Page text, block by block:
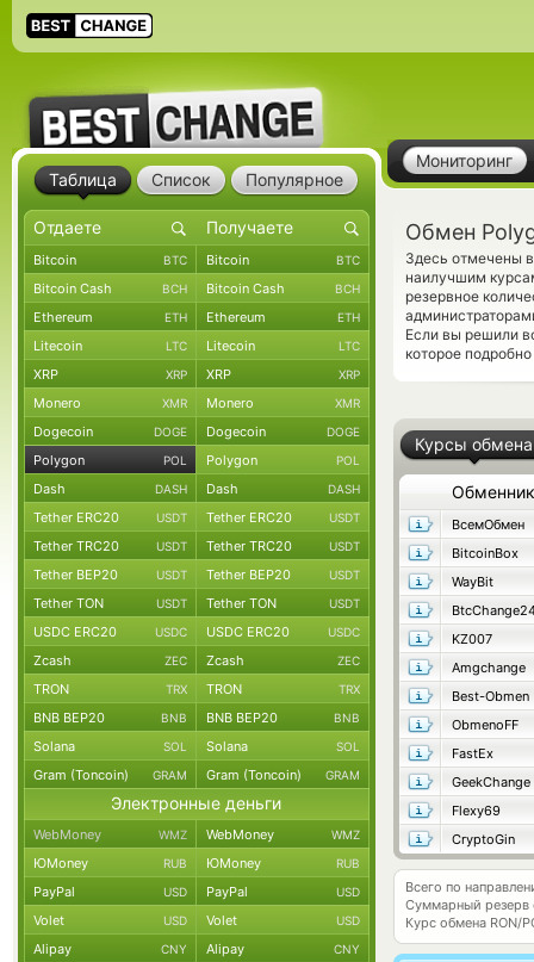
Мониторинг
Обмен
Здесь отмечены
наилучшим
резервное
Если вы решили
которое
Курсы обмена
Обменник
ВсемОбмен
BitcoinBox
WayBit
KZ007
Amgchange
Best-Obmen
ObmenoFF
FastEx
GeekChange
Flexy69
CryptoGin
Всего по
Суммарный резерв
Курс обмена RON/
Таблица Список Популярное
Bitcoin BTC Bitcoin BTC
Bitcoin Cash BCH Bitcoin Cash BCH
Ethereum ETH Ethereum ETH
Litecoin LTC Litecoin LTC
XRP XRP XRP XRP
Monero XMR Monero XMR
Dogecoin DOGE Dogecoin DOGE
Polygon POL Polygon POL
Dash DASH Dash DASH
Tether ERC20 USDT Tether ERC20 USDT
Tether TRC20 USDT Tether TRC20 USDT
Tether BEP20 USDT Tether BEP20 USDT
Tether TON USDT Tether TON USDT
USDC ERC20 USDC USDC ERC20 USDC
Zcash ZEC Zcash ZEC
TRON TRX TRON TRX
BNB BEP20 BNB BNB BEP20 BNB
Solana SOL Solana SOL
Gram (Toncoin) GRAM Gram (Toncoin) GRAM
Электронные деньги
WebMoney WMZ WebMoney WMZ
ЮMoney RUB ЮMoney RUB
PayPal USD PayPal USD
Volet USD Volet USD
Alipay CNY Alipay CNY